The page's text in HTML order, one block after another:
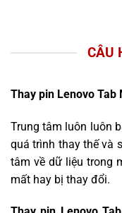
CÂU
Thay pin Lenovo Tab
Trung tâm luôn luôn
quá trình thay thế và
tâm về dữ liệu trong
mất hay bị thay đổi.